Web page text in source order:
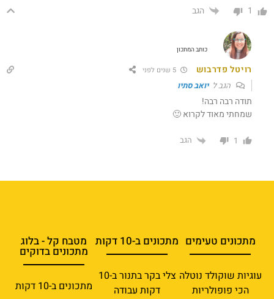
1 הגב
כותב המתכון
רויטל פדרבוש 5 שנים לפני
הגב ליואב סתיו
תודה רבה רבה!
שמחתי מאוד לקרוא 🙂
1 הגב
מתכונים טעימים
עוגיות שוקולד נוטלה
הכי פופולריות
מתכונים ב-10 דקות
צלי בקר בתנור ב-10
דקות עבודה
מטבח קל - בלוג
מתכונים בדוקים
מתכונים ב-10 דקות